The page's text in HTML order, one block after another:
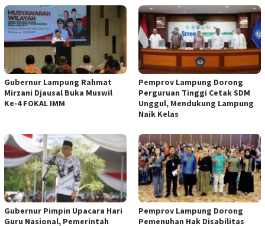
Gubernur Lampung Rahmat
Mirzani Djausal Buka Muswil
Ke-4 FOKAL IMM
Pemprov Lampung Dorong
Perguruan Tinggi Cetak SDM
Unggul, Mendukung Lampung
Naik Kelas
Gubernur Pimpin Upacara Hari
Guru Nasional, Pemerintah
Pemprov Lampung Dorong
Pemenuhan Hak Disabilitas